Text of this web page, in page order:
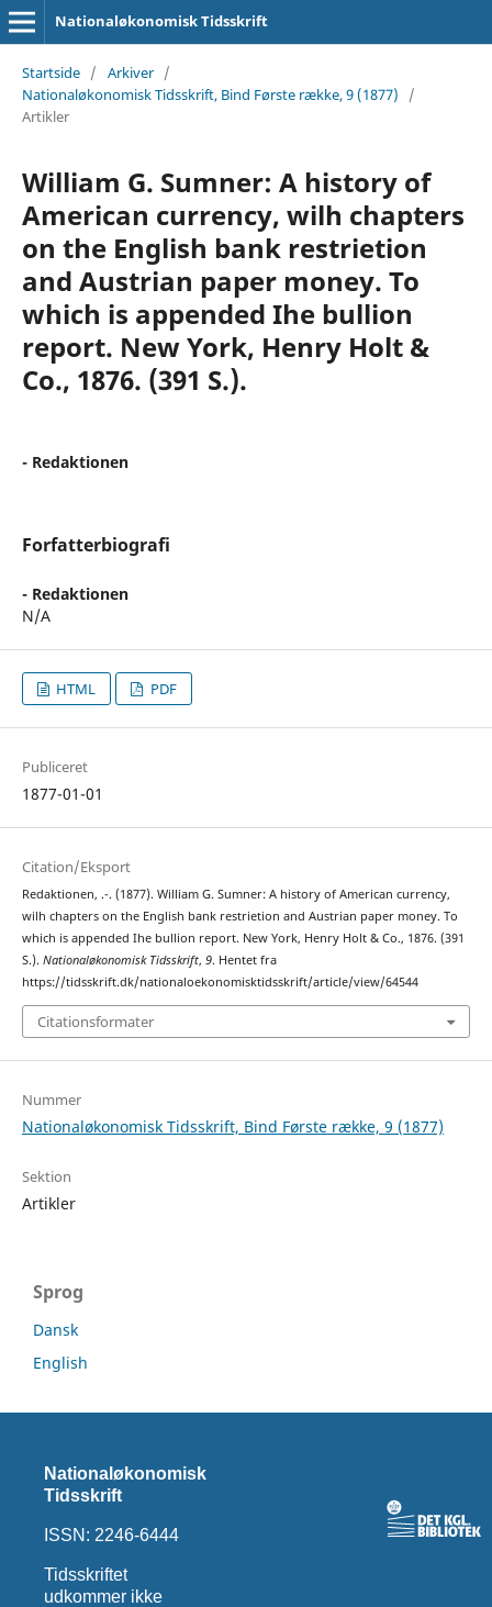
Nationaløkonomisk Tidsskrift
Startside / Arkiver /
Nationaløkonomisk Tidsskrift, Bind Første række, 9 (1877)
/
Artikler
William G. Sumner: A history of
American currency, wilh chapters
on the English bank restrietion
and Austrian paper money. To
which is appended Ihe bullion
report. New York, Henry Holt &
Co., 1876. (391 S.).
- Redaktionen
Forfatterbiografi
- Redaktionen
N/A
HTML PDF
Publiceret
1877-01-01
Citation/Eksport
Redaktionen, .-. (1877). William G. Sumner: A history of American currency,
wilh chapters on the English bank restrietion and Austrian paper money. To
which is appended Ihe bullion report. New York, Henry Holt & Co., 1876. (391
S.). Nationaløkonomisk Tidsskrift, 9. Hentet fra
https://tidsskrift.dk/nationaloekonomisktidsskrift/article/view/64544
Citationsformater
Nummer
Nationaløkonomisk Tidsskrift, Bind Første række, 9 (1877)
Sektion
Artikler
Sprog
Dansk
English
Nationaløkonomisk
Tidsskrift
ISSN: 2246-6444
Tidsskriftet
udkommer ikke